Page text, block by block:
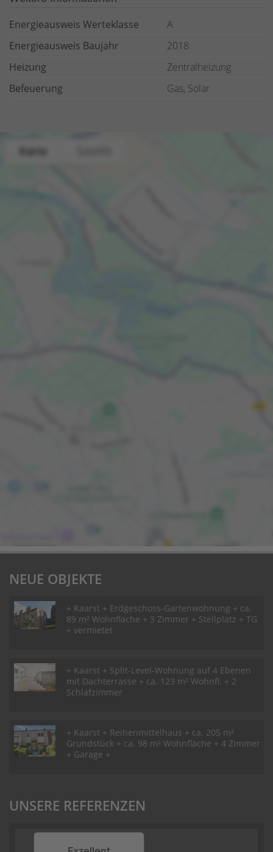
Energieausweis Werteklasse
A
Energieausweis Baujahr
2018
Heizung
Zentralheizung
Befeuerung
Gas, Solar
NEUE OBJEKTE
+ Kaarst + Erdgeschoss-Gartenwohnung + ca.
89 m² Wohnfläche + 3 Zimmer + Stellplatz + TG
+ vermietet
+ Kaarst + Split-Level-Wohnung auf 4 Ebenen
mit Dachterrasse + ca. 123 m² Wohnfl. + 2
Schlafzimmer
+ Kaarst + Reihenmittelhaus + ca. 205 m²
Grundstück + ca. 98 m² Wohnfläche + 4 Zimmer
+ Garage +
UNSERE REFERENZEN